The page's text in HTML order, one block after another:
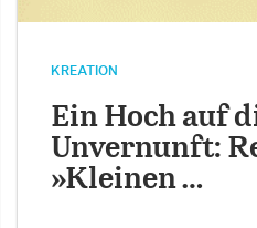
KREATION
Ein Hoch auf
Unvernunft:
»Kleinen …